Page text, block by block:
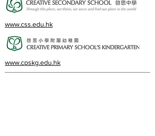
www.css.edu.hk
www.cpskg.edu.hk